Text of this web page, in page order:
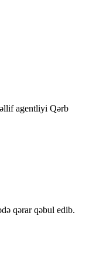
agentliyi Qərb
qərar qəbul edib.